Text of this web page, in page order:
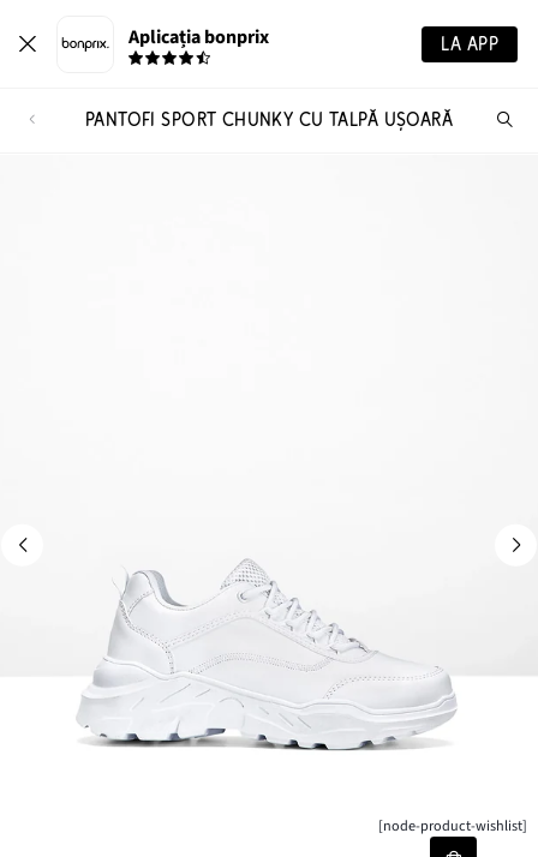
Aplicația bonprix LA APP
PANTOFI SPORT CHUNKY CU TALPĂ UȘOARĂ
[node-product-wishlist]